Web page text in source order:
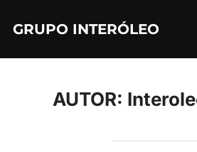
GRUPO INTERÓLEO
AUTOR: